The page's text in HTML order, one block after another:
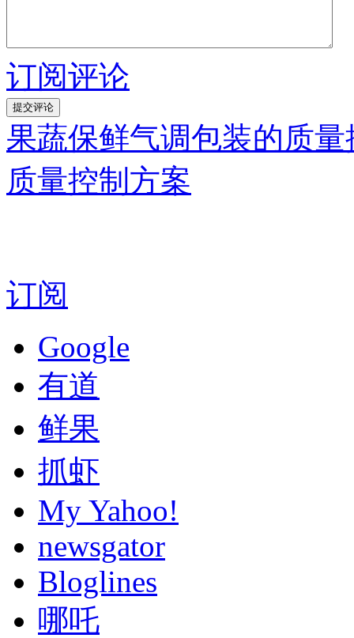
订阅评论
果蔬保鲜气调包装的质
质量控制方案
订阅
Google
有道
鲜果
抓虾
My Yahoo!
newsgator
Bloglines
哪吒